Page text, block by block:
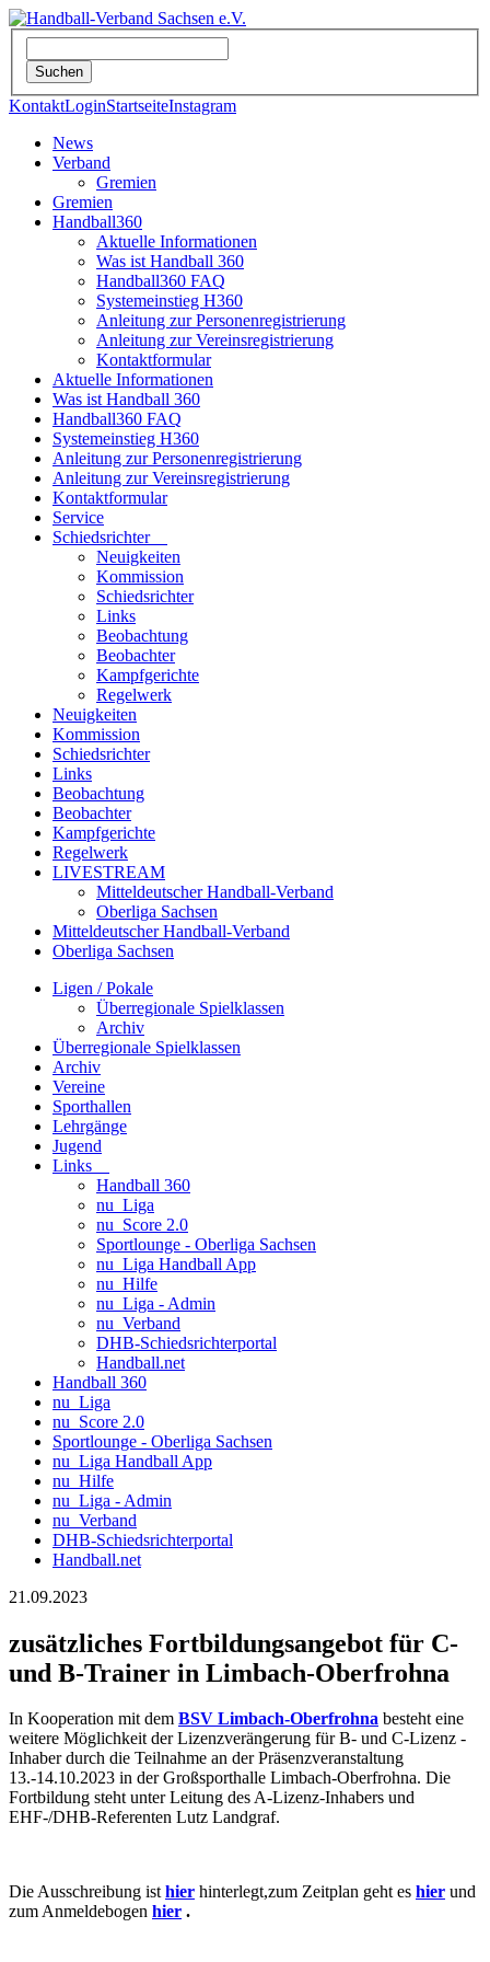
KontaktLoginStartseiteInstagram
News
Verband
Gremien
Gremien
Handball360
Aktuelle Informationen
Was ist Handball 360
Handball360 FAQ
Systemeinstieg H360
Anleitung zur Personenregistrierung
Anleitung zur Vereinsregistrierung
Kontaktformular
Aktuelle Informationen
Was ist Handball 360
Handball360 FAQ
Systemeinstieg H360
Anleitung zur Personenregistrierung
Anleitung zur Vereinsregistrierung
Kontaktformular
Service
Schiedsrichter
Neuigkeiten
Kommission
Schiedsrichter
Links
Beobachtung
Beobachter
Kampfgerichte
Regelwerk
Neuigkeiten
Kommission
Schiedsrichter
Links
Beobachtung
Beobachter
Kampfgerichte
Regelwerk
LIVESTREAM
Mitteldeutscher Handball-Verband
Oberliga Sachsen
Mitteldeutscher Handball-Verband
Oberliga Sachsen
Ligen / Pokale
Überregionale Spielklassen
Archiv
Überregionale Spielklassen
Archiv
Vereine
Sporthallen
Lehrgänge
Jugend
Links
Handball 360
nu_Liga
nu_Score 2.0
Sportlounge - Oberliga Sachsen
nu_Liga Handball App
nu_Hilfe
nu_Liga - Admin
nu_Verband
DHB-Schiedsrichterportal
Handball.net
Handball 360
nu_Liga
nu_Score 2.0
Sportlounge - Oberliga Sachsen
nu_Liga Handball App
nu_Hilfe
nu_Liga - Admin
nu_Verband
DHB-Schiedsrichterportal
Handball.net
21.09.2023
zusätzliches Fortbildungsangebot für C-
und B-Trainer in Limbach-Oberfrohna
In Kooperation mit dem BSV Limbach-Oberfrohna besteht eine
weitere Möglichkeit der Lizenzverängerung für B- und C-Lizenz -
Inhaber durch die Teilnahme an der Präsenzveranstaltung
13.-14.10.2023 in der Großsporthalle Limbach-Oberfrohna. Die
Fortbildung steht unter Leitung des A-Lizenz-Inhabers und
EHF-/DHB-Referenten Lutz Landgraf.
Die Ausschreibung isthier hinterlegt,zum Zeitplan geht es hier und
zum Anmeldebogen hier .